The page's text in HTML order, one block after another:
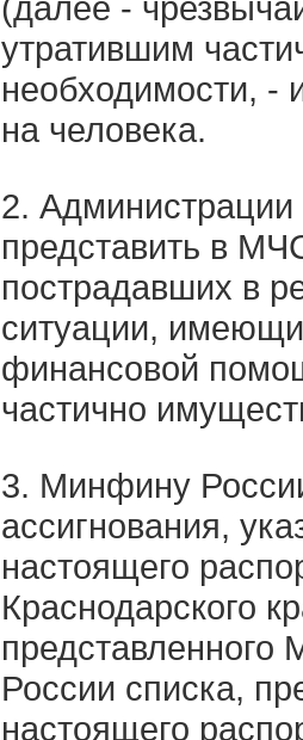
утратившим
необходимости, -
на человека.
2. Администрации
представить в
пострадавших в
ситуации,
финансовой
частично
3. Минфину
ассигнования,
настоящего
Краснодарского
России списка,
настоящего